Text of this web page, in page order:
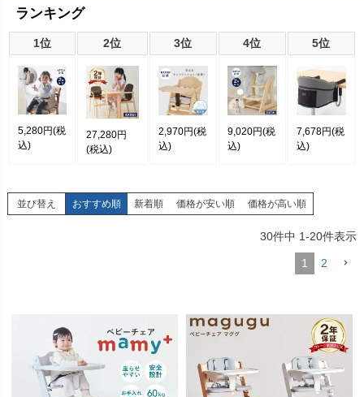
ランキング
1位 2位 3位 4位 5位
5,280円(税
込)
27,280円
(税込)
2,970円(税
込)
9,020円(税
込)
7,678円(税
込)
並び替え おすすめ順 新着順 価格が安い順 価格が高い順
30件中 1-20件表示
1 2